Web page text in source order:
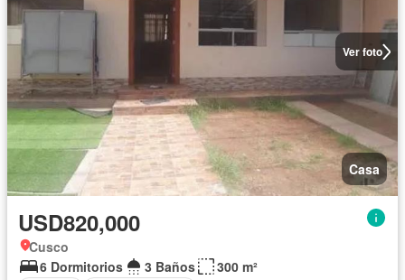
Ver foto
Casa
USD820,000
Cusco
6 Dormitorios
3 Baños
300 m²